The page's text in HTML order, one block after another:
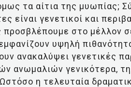
τα αίτια της μυωπίας;
είναι γενετικοί και
προσβλέπουμε στο μέλλον
υψηλή
ανακαλύψει γενετικές
ανωμαλιών γενικότερα,
η τελευταία